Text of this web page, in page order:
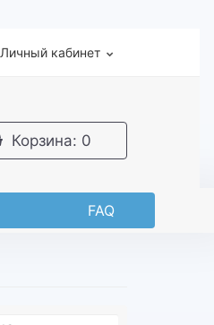
Личный кабинет
Корзина: 0
FAQ